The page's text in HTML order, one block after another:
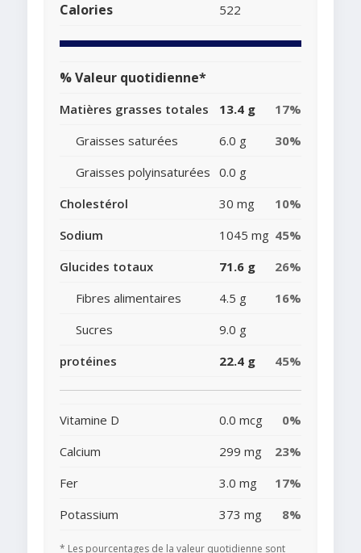
Calories 522
% Valeur quotidienne*
Matières grasses totales 13.4 g
17%
Graisses saturées
6.0 g
30%
Graisses polyinsaturées 0.0 g
Cholestérol
30 mg
10%
Sodium
1045 mg 45%
Glucides totaux
71.6 g
26%
Fibres alimentaires
4.5 g
16%
Sucres
9.0 g
protéines
22.4 g 45%
Vitamine D 0.0 mcg
0%
Calcium
299 mg
23%
Fer
3.0 mg
17%
Potassium
373 mg 8%
* Les pourcentages de la valeur quotidienne sont